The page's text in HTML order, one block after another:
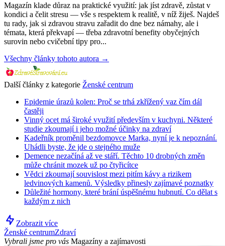
Magazín klade důraz na praktické využití: jak jíst zdravě, zůstat v
kondici a čelit stresu — vše s respektem k realitě, v níž žiješ. Najdeš
tu rady, jak si zdravou stravu zařadit do dne bez námahy, ale i
témata, která překvapí — třeba zdravotní benefity obyčejných
surovin nebo cvičební tipy pro...
Všechny články tohoto autora →
Další články z kategorie Ženské centrum
Epidemie úrazů kolen: Proč se trhá zkřížený vaz čím dál
častěji
Vinný ocet má široké využití především v kuchyni. Některé
studie zkoumají i jeho možné účinky na zdraví
Kadeřník proměnil bezdomovce Marka, nyní je k nepoznání.
Uhádli byste, že jde o stejného muže
Demence nezačíná až ve stáří. Těchto 10 drobných změn
může chránit mozek už po čtyřicítce
Vědci zkoumají souvislost mezi pitím kávy a rizikem
ledvinových kamenů. Výsledky přinesly zajímavé poznatky
Důležité hormony, které brání úspěšnému hubnutí. Co dělat s
každým z nich
Zobrazit více
Ženské centrumZdraví
Vybrali jsme pro vás Magazíny a zajímavosti